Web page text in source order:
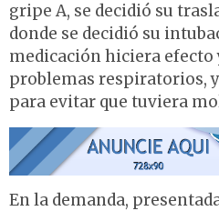
gripe A, se decidió su
donde se decidió su
medicación hiciera efecto
problemas respiratorios,
para evitar que tuviera
En la demanda,